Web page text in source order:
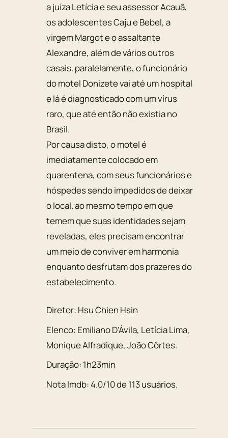
a juíza Letícia e seu assessor Acauã,
os adolescentes Caju e Bebel, a
virgem Margot e o assaltante
Alexandre, além de vários outros
casais. paralelamente, o funcionário
do motel Donizete vai até um hospital
e lá é diagnosticado com um vírus
raro, que até então não existia no
Brasil.
Por causa disto, o motel é
imediatamente colocado em
quarentena, com seus funcionários e
hóspedes sendo impedidos de deixar
o local. ao mesmo tempo em que
temem que suas identidades sejam
reveladas, eles precisam encontrar
um meio de conviver em harmonia
enquanto desfrutam dos prazeres do
estabelecimento.
Diretor: Hsu Chien Hsin
Elenco: Emiliano D’Ávila, Letícia Lima,
Monique Alfradique,João Côrtes.
Duração: 1h23min
Nota Imdb:4.0/10de113usuários.